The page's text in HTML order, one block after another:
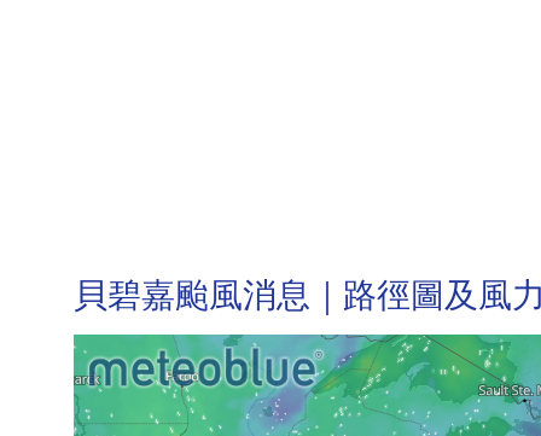
貝碧嘉颱風消息｜路徑圖及風